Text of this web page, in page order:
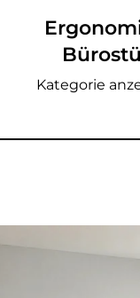
Kategorie